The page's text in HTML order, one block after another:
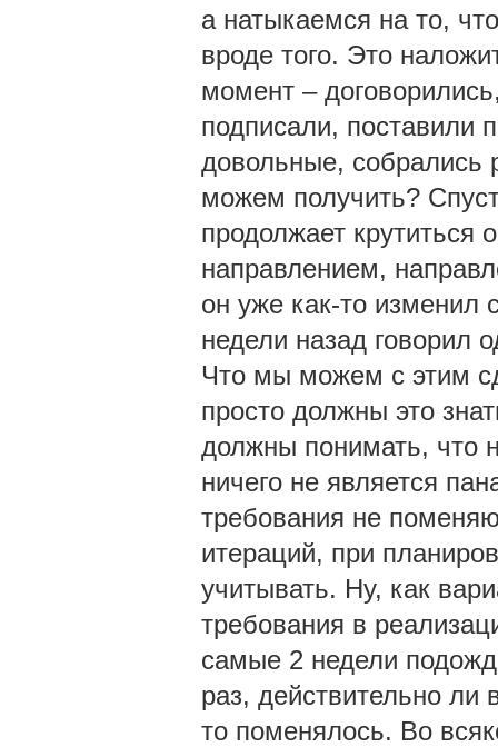
а натыкаемся на то,
вроде того. Это
момент –
подписали, поставили
довольные, собрались
можем получить?
продолжает
направлением,
он уже как-то изменил
недели назад говорил
Что мы можем с этим
просто должны это
должны понимать, что
ничего не является
требования не
итераций, при
учитывать. Ну, как
требования в
самые 2 недели
раз, действительно ли
то поменялось. Во